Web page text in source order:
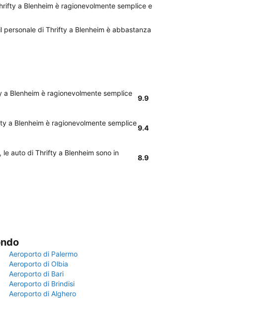
a Blenheim è ragionevolmente semplice e
personale di Thrifty a Blenheim è abbastanza
Blenheim è ragionevolmente semplice
9.9
a Blenheim è ragionevolmente semplice
9.4
auto di Thrifty a Blenheim sono in
8.9
Aeroporto di Palermo
Aeroporto di Olbia
Aeroporto di Bari
Aeroporto di Brindisi
Aeroporto di Alghero